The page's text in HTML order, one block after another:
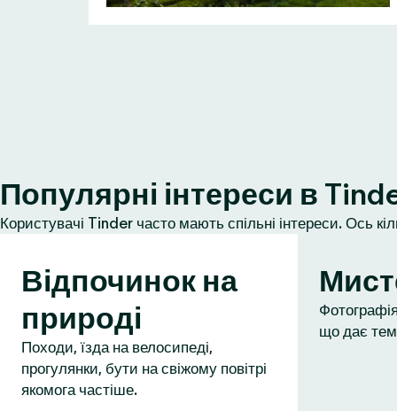
Популярні інтереси в
Користувачі Tinder часто мають спільні інтереси. Ось
Відпочинок на
природі
Походи, їзда на велосипеді,
прогулянки, бути на свіжому повітрі
якомога частіше.
що дає